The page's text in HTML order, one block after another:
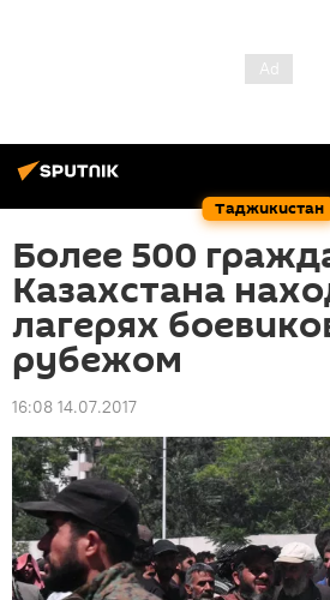
Таджикистан
Более 500
Казахстана
лагерях
рубежом
16:08 14.07.2017